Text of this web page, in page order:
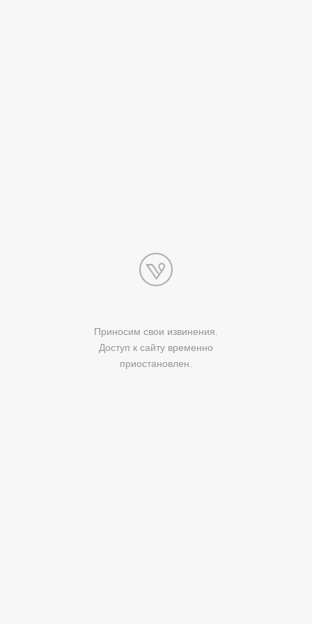
Приносим свои извинения.
Доступ к сайту временно
приостановлен.